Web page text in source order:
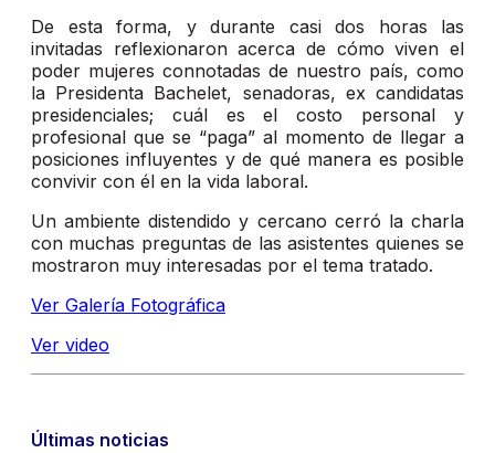
De esta forma, y durante casi dos horas las
invitadas reflexionaron acerca de cómo viven el
poder mujeres connotadas de nuestro país, como
la Presidenta Bachelet, senadoras, ex candidatas
presidenciales; cuál es el costo personal y
profesional que se “paga” al momento de llegar a
posiciones influyentes y de qué manera es posible
convivir con él en la vida laboral.
Un ambiente distendido y cercano cerró la charla
con muchas preguntas de las asistentes quienes se
mostraron muy interesadas por el tema tratado.
Ver Galería Fotográfica
Ver video
Últimas noticias